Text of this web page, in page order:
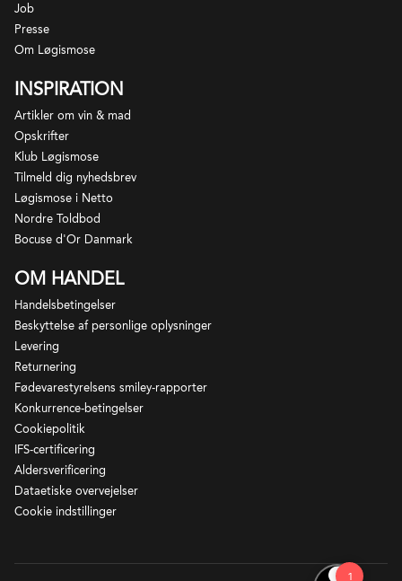
Job
Presse
Om Løgismose
INSPIRATION
Artikler om vin & mad
Opskrifter
Klub Løgismose
Tilmeld dig nyhedsbrev
Løgismose i Netto
Nordre Toldbod
Bocuse d'Or Danmark
OM HANDEL
Handelsbetingelser
Beskyttelse af personlige oplysninger
Levering
Returnering
Fødevarestyrelsens smiley-rapporter
Konkurrence-betingelser
Cookiepolitik
IFS-certificering
Aldersverificering
Dataetiske overvejelser
Cookie indstillinger